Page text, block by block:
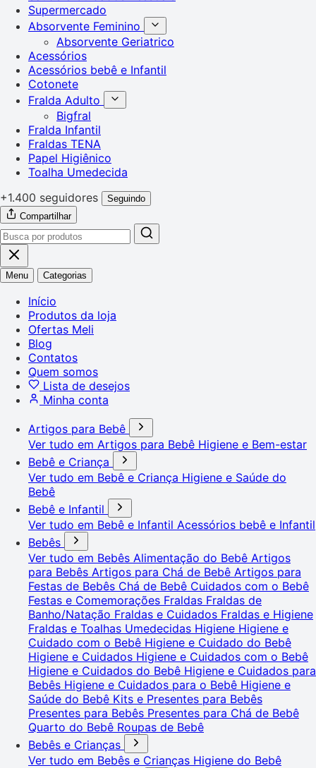
Supermercado
Absorvente Feminino
Absorvente Geriatrico
Acessórios
Acessórios bebê e Infantil
Cotonete
Fralda Adulto
Bigfral
Fralda Infantil
Fraldas TENA
Papel Higiênico
Toalha Umedecida
+1.400 seguidores
Seguindo
Compartilhar
Menu Categorias
Início
Produtos da loja
Ofertas Meli
Blog
Contatos
Quem somos
Lista de desejos
Minha conta
Artigos para Bebê
Ver tudo em Artigos para Bebê Higiene e Bem-estar
Bebê e Criança
Ver tudo em Bebê e Criança Higiene e Saúde do
Bebê
Bebê e Infantil
Ver tudo em Bebê e Infantil Acessórios bebê e Infantil
Bebês
Ver tudo em Bebês Alimentação do Bebê Artigos
para Bebês Artigos para Chá de Bebê Artigos para
Festas de Bebês Chá de Bebê Cuidados com o Bebê
Festas e Comemorações Fraldas Fraldas de
Banho/Natação Fraldas e Cuidados Fraldas e Higiene
Fraldas e Toalhas Umedecidas Higiene Higiene e
Cuidado com o Bebê Higiene e Cuidado do Bebê
Higiene e Cuidados Higiene e Cuidados com o Bebê
Higiene e Cuidados do Bebê Higiene e Cuidados para
Bebês Higiene e Cuidados para o Bebê Higiene e
Saúde do Bebê Kits e Presentes para Bebês
Presentes para Bebês Presentes para Chá de Bebê
Quarto do Bebê Roupas de Bebê
Bebês e Crianças
Ver tudo em Bebês e Crianças Higiene do Bebê